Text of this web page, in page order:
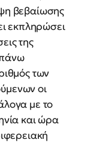
βεβαίωσης
εκπληρώσει
της
των
οι
με το
και ώρα